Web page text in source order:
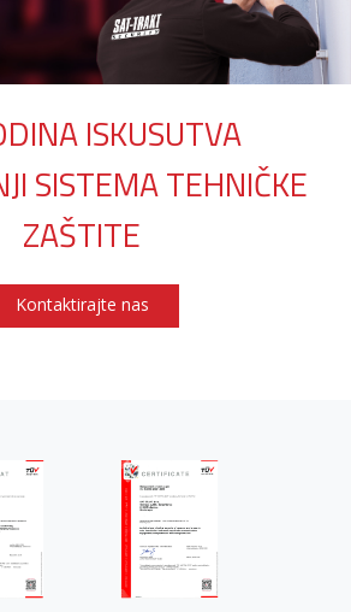
ISKUSUTVA
SISTEMA TEHNIČKE
ZAŠTITE
Kontaktirajte nas